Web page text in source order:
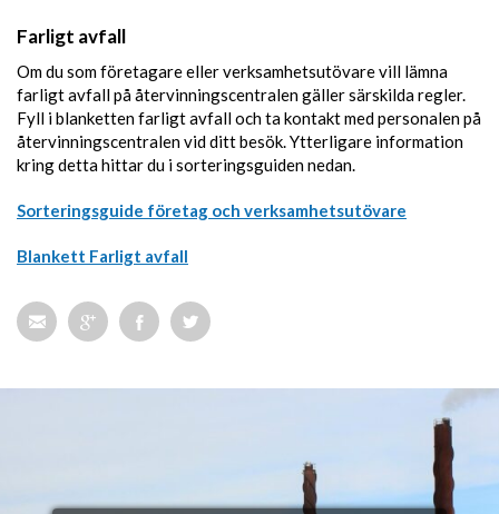
Farligt avfall
Om du som företagare eller verksamhetsutövare vill lämna
farligt avfall på återvinningscentralen gäller särskilda regler.
Fyll i blanketten farligt avfall och ta kontakt med personalen på
återvinningscentralen vid ditt besök. Ytterligare information
kring detta hittar du i sorteringsguiden nedan.
Sorteringsguide företag och verksamhetsutövare
Blankett Farligt avfall